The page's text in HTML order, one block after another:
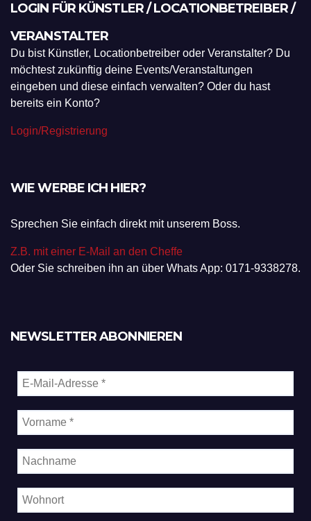
LOGIN FÜR KÜNSTLER / LOCATIONBETREIBER /
VERANSTALTER
Du bist Künstler, Locationbetreiber oder Veranstalter? Du
möchtest zukünftig deine Events/Veranstaltungen
eingeben und diese einfach verwalten? Oder du hast
bereits ein Konto?
Login/Registrierung
WIE WERBE ICH HIER?
Sprechen Sie einfach direkt mit unserem Boss.
Z.B. mit einer E-Mail an den Cheffe
Oder Sie schreiben ihn an über Whats App: 0171-9338278.
NEWSLETTER ABONNIEREN